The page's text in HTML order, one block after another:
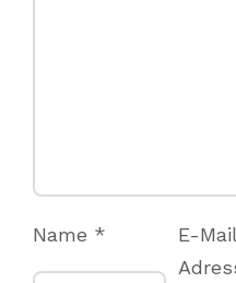
Name *
E-